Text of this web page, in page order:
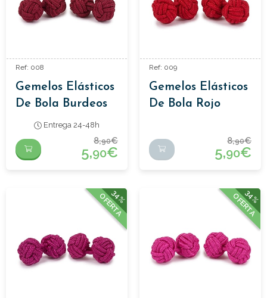
Ref: 008
Gemelos Elásticos
De Bola Burdeos
Entrega 24-48h
8,90€
5,90€
Ref: 009
Gemelos Elásticos
De Bola Rojo
8,90€
5,90€
34%
OFERTA 34%
OFERTA